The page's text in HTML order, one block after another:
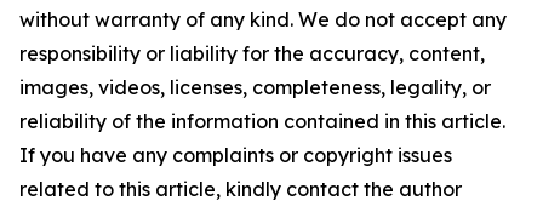
without warranty of any kind. We do not accept any
responsibility or liability for the accuracy, content,
images, videos, licenses, completeness, legality, or
reliability of the information contained in this article.
If you have any complaints or copyright issues
related to this article, kindly contact the author